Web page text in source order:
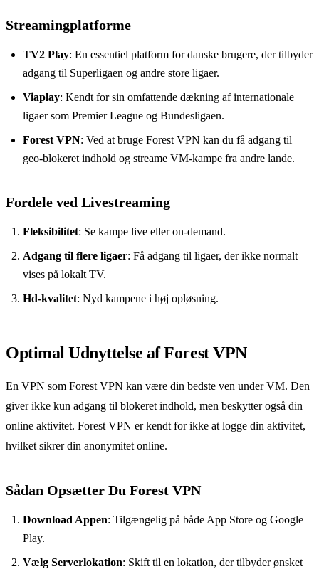
Streamingplatforme
TV2 Play: En essentiel platform for danske brugere, der tilbyder
adgang til Superligaen og andre store ligaer.
Viaplay: Kendt for sin omfattende dækning af internationale
ligaer som Premier League og Bundesligaen.
Forest VPN: Ved at bruge Forest VPN kan du få adgang til
geo-blokeret indhold og streame VM-kampe fra andre lande.
Fordele ved Livestreaming
Fleksibilitet: Se kampe live eller on-demand.
Adgang til flere ligaer: Få adgang til ligaer, der ikke normalt
vises på lokalt TV.
Hd-kvalitet: Nyd kampene i høj opløsning.
Optimal Udnyttelse af Forest VPN
En VPN som Forest VPN kan være din bedste ven under VM. Den
giver ikke kun adgang til blokeret indhold, men beskytter også din
online aktivitet. Forest VPN er kendt for ikke at logge din aktivitet,
hvilket sikrer din anonymitet online.
Sådan Opsætter Du Forest VPN
Download Appen: Tilgængelig på både App Store og Google
Play.
Vælg Serverlokation: Skift til en lokation, der tilbyder ønsket